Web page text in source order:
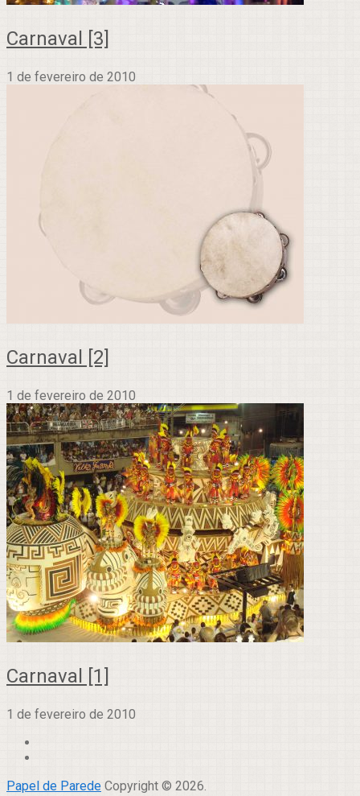
Carnaval [3]
1 de fevereiro de 2010
Carnaval [2]
1 de fevereiro de 2010
Carnaval [1]
1 de fevereiro de 2010
Papel de Parede Copyright © 2026.